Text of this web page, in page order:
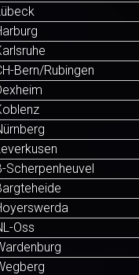
Bern/Rubingen
Scherpenheuvel
Oss